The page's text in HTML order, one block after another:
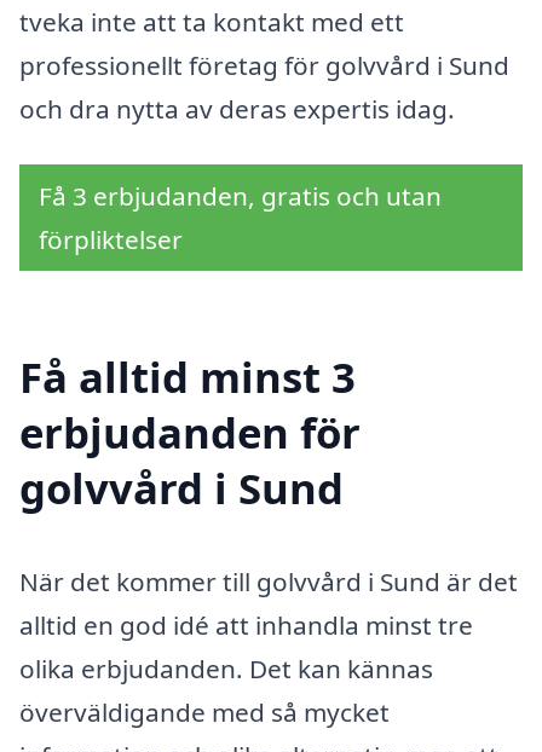
tveka inte att ta kontakt med ett
professionellt företag för golvvård i Sund
och dra nytta av deras expertis idag.
Få 3 erbjudanden, gratis och utan
förpliktelser
Få alltid minst 3
erbjudanden för
golvvård i Sund
När det kommer till golvvård i Sund är det
alltid en god idé att inhandla minst tre
olika erbjudanden. Det kan kännas
överväldigande med så mycket